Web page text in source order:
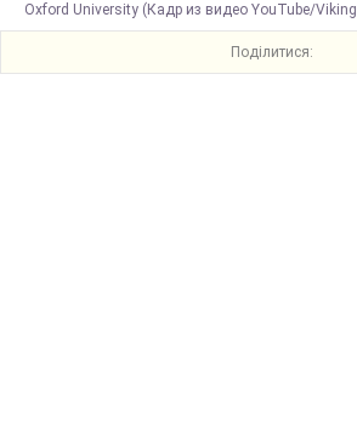
Oxford University (Кадр из видео YouTube/
Поділитися: